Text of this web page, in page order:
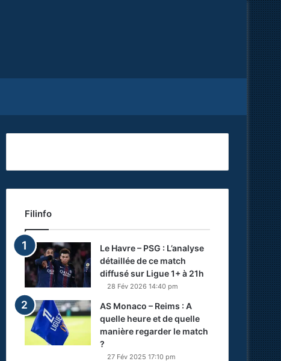
Filinfo
Le Havre – PSG : L’analyse
détaillée de ce match
diffusé sur Ligue 1+ à 21h
28 Fév 2026 14:40 pm
AS Monaco – Reims : A
quelle heure et de quelle
manière regarder le match
?
27 Fév 2025 17:10 pm